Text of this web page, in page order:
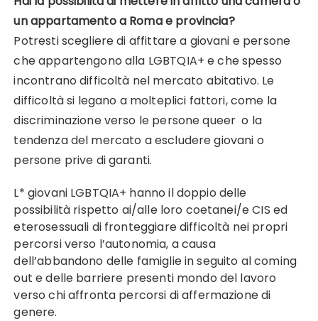
un appartamento a Roma e provincia?
Potresti scegliere di affittare a giovani e persone
che appartengono alla LGBTQIA+ e che spesso
incontrano difficoltà nel mercato abitativo. Le
difficoltà si legano a molteplici fattori, come la
discriminazione verso le persone queer o la
tendenza del mercato a escludere giovani o
persone prive di garanti.
L* giovani LGBTQIA+ hanno il doppio delle
possibilità rispetto ai/alle loro coetanei/e CIS ed
eterosessuali di fronteggiare difficoltà nei propri
percorsi verso l’autonomia, a causa
dell’abbandono delle famiglie in seguito al coming
out e delle barriere presenti mondo del lavoro
verso chi affronta percorsi di affermazione di
genere.